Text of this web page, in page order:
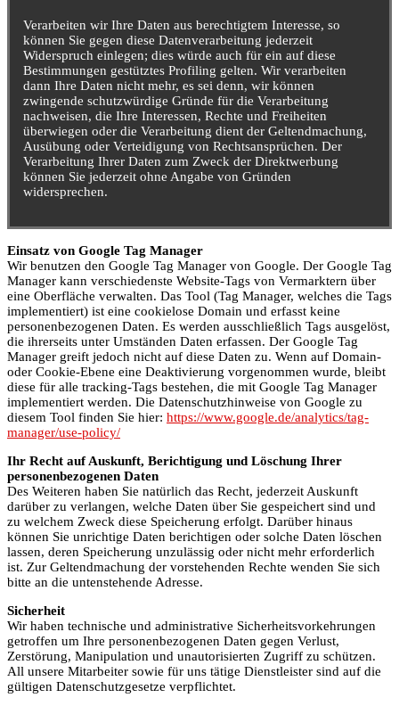
Verarbeiten wir Ihre Daten aus berechtigtem Interesse, so
können Sie gegen diese Datenverarbeitung jederzeit
Widerspruch einlegen; dies würde auch für ein auf diese
Bestimmungen gestütztes Profiling gelten. Wir verarbeiten
dann Ihre Daten nicht mehr, es sei denn, wir können
zwingende schutzwürdige Gründe für die Verarbeitung
nachweisen, die Ihre Interessen, Rechte und Freiheiten
überwiegen oder die Verarbeitung dient der Geltendmachung,
Ausübung oder Verteidigung von Rechtsansprüchen. Der
Verarbeitung Ihrer Daten zum Zweck der Direktwerbung
können Sie jederzeit ohne Angabe von Gründen
widersprechen.
Einsatz von Google Tag Manager
Wir benutzen den Google Tag Manager von Google. Der Google Tag
Manager kann verschiedenste Website-Tags von Vermarktern über
eine Oberfläche verwalten. Das Tool (Tag Manager, welches die Tags
implementiert) ist eine cookielose Domain und erfasst keine
personenbezogenen Daten. Es werden ausschließlich Tags ausgelöst,
die ihrerseits unter Umständen Daten erfassen. Der Google Tag
Manager greift jedoch nicht auf diese Daten zu. Wenn auf Domain-
oder Cookie-Ebene eine Deaktivierung vorgenommen wurde, bleibt
diese für alle tracking-Tags bestehen, die mit Google Tag Manager
implementiert werden. Die Datenschutzhinweise von Google zu
diesem Tool finden Sie hier: https://www.google.de/analytics/tag-
manager/use-policy/
Ihr Recht auf Auskunft, Berichtigung und Löschung Ihrer
personenbezogenen Daten
Des Weiteren haben Sie natürlich das Recht, jederzeit Auskunft
darüber zu verlangen, welche Daten über Sie gespeichert sind und
zu welchem Zweck diese Speicherung erfolgt. Darüber hinaus
können Sie unrichtige Daten berichtigen oder solche Daten löschen
lassen, deren Speicherung unzulässig oder nicht mehr erforderlich
ist. Zur Geltendmachung der vorstehenden Rechte wenden Sie sich
bitte an die untenstehende Adresse.
Sicherheit
Wir haben technische und administrative Sicherheitsvorkehrungen
getroffen um Ihre personenbezogenen Daten gegen Verlust,
Zerstörung, Manipulation und unautorisierten Zugriff zu schützen.
All unsere Mitarbeiter sowie für uns tätige Dienstleister sind auf die
gültigen Datenschutzgesetze verpflichtet.